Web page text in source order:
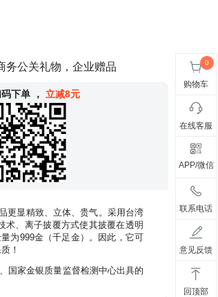
务公关礼物，企业赠品
下单 ， 立减8元
更显精致、立体、贵气。采用台湾
术、离子披覆方式使其披覆在透明
为999金（千足金）。因此，它可
！
国家金银质量监督检测中心出具的
购物车
在线客服
APP/微信
联系电话
意见反馈
回顶部